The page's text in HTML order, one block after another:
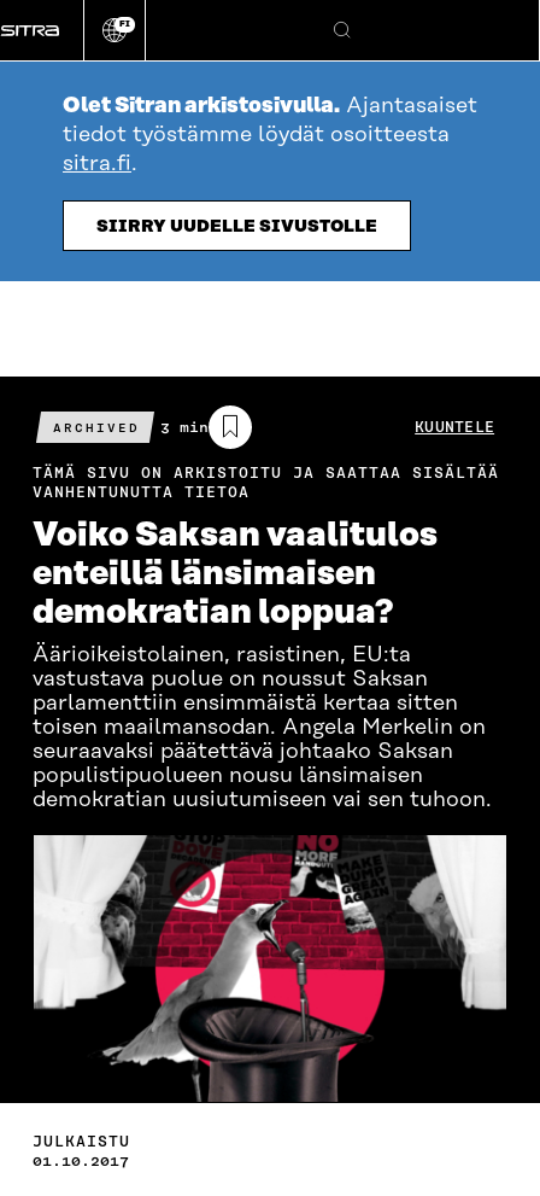
suoraan
sisältöön
Vaihda
kieli
FI
Hae
Olet Sitran arkistosivulla. Ajantasaiset
tiedot työstämme löydät osoitteesta
sitra.fi.
SIIRRY UUDELLE SIVUSTOLLE
ARCHIVED
Arvioitu
lukuaika
3 min KUUNTELE
TÄMÄ SIVU ON ARKISTOITU JA SAATTAA SISÄLTÄÄ
VANHENTUNUTTA TIETOA
Voiko Saksan vaalitulos
enteillä länsimaisen
demokratian loppua?
Äärioikeistolainen, rasistinen, EU:ta
vastustava puolue on noussut Saksan
parlamenttiin ensimmäistä kertaa sitten
toisen maailmansodan. Angela Merkelin on
seuraavaksi päätettävä johtaako Saksan
populistipuolueen nousu länsimaisen
demokratian uusiutumiseen vai sen tuhoon.
JULKAISTU
01.10.2017